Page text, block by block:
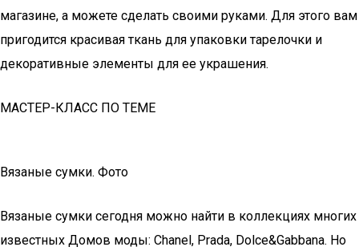
магазине, а можете сделать своими руками. Для этого вам
пригодится красивая ткань для упаковки тарелочки и
декоративные элементы для ее украшения.
МАСТЕР-КЛАСС ПО ТЕМЕ
Вязаные сумки. Фото
Вязаные сумки сегодня можно найти в коллекциях многих
известных Домов моды: Chanel, Prada, Dolce&Gabbana. Но